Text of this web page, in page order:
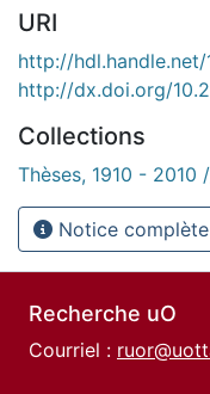
URI
http://
http://dx.doi.org/
Collections
Thèses, 1910 - 2010
Notice complète
Recherche uO
Courriel :